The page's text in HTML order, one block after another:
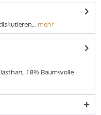
mehr
18% Baumwolle